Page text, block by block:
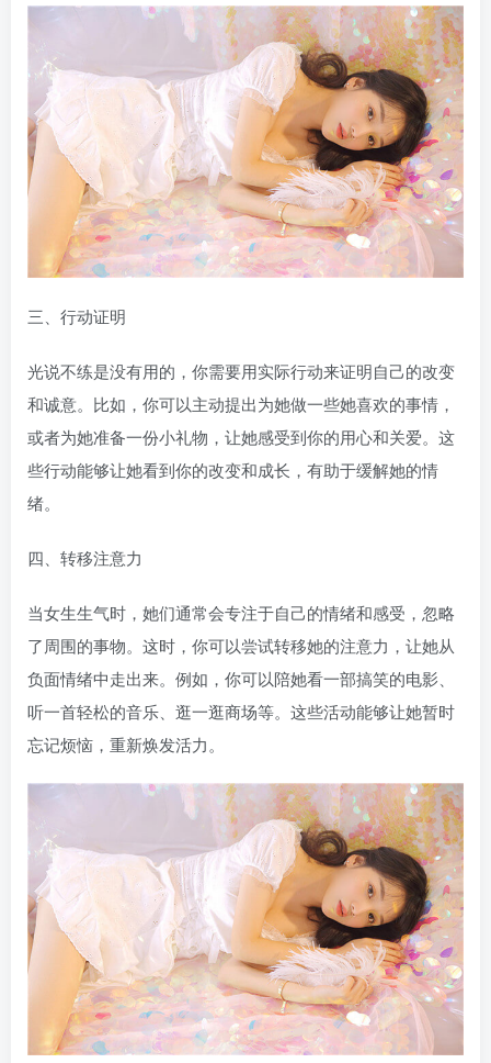
三、行动证明
光说不练是没有用的，你需要用实际行动来证明自己的改变
和诚意。比如，你可以主动提出为她做一些她喜欢的事情，
或者为她准备一份小礼物，让她感受到你的用心和关爱。这
些行动能够让她看到你的改变和成长，有助于缓解她的情
绪。
四、转移注意力
当女生生气时，她们通常会专注于自己的情绪和感受，忽略
了周围的事物。这时，你可以尝试转移她的注意力，让她从
负面情绪中走出来。例如，你可以陪她看一部搞笑的电影、
听一首轻松的音乐、逛一逛商场等。这些活动能够让她暂时
忘记烦恼，重新焕发活力。